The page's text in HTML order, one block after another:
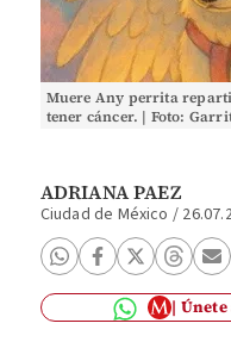
Muere Any perrita
tener cáncer. | Foto:
ADRIANA PAEZ
Ciudad de México /